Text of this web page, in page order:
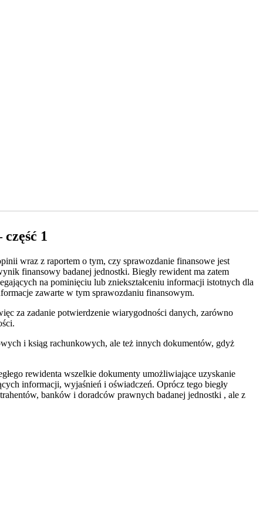
1
wraz z raportem o tym, czy sprawozdanie finansowe jest
finansowy badanej jednostki. Biegły rewident ma zatem
na pominięciu lub zniekształceniu informacji istotnych dla
zawarte w tym sprawozdaniu finansowym.
za zadanie potwierdzenie wiarygodności danych, zarówno
i ksiąg rachunkowych, ale też innych dokumentów, gdyż
rewidenta wszelkie dokumenty umożliwiające uzyskanie
informacji, wyjaśnień i oświadczeń. Oprócz tego biegły
banków i doradców prawnych badanej jednostki , ale z